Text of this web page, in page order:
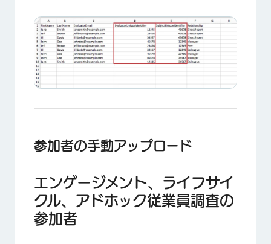
参加者の手動アップロード
エンゲージメント、ライフサイ
クル、アドホック従業員調査の
参加者